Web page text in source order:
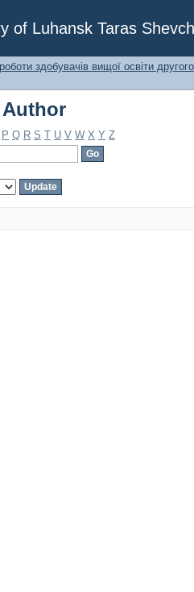
of Luhansk Taras
роботи здобувачів вищої освіти
P Q R S T U V W X Y Z